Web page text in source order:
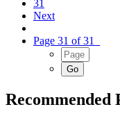
31
Next
Page 31 of 31
Recommended